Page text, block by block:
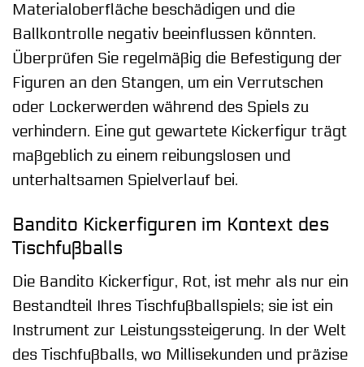
Materialoberfläche beschädigen und die
Ballkontrolle negativ beeinflussen könnten.
Überprüfen Sie regelmäßig die Befestigung der
Figuren an den Stangen, um ein Verrutschen
oder Lockerwerden während des Spiels zu
verhindern. Eine gut gewartete Kickerfigur trägt
maßgeblich zu einem reibungslosen und
unterhaltsamen Spielverlauf bei.
Bandito Kickerfiguren im Kontext des
Tischfußballs
Die Bandito Kickerfigur, Rot, ist mehr als nur ein
Bestandteil Ihres Tischfußballspiels; sie ist ein
Instrument zur Leistungssteigerung. In der Welt
des Tischfußballs, wo Millisekunden und präzise